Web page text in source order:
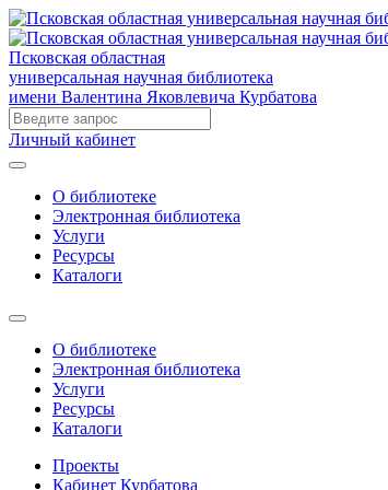
Псковская областная
универсальная научная библиотека
имени Валентина Яковлевича Курбатова
Личный кабинет
О библиотеке
Электронная библиотека
Услуги
Ресурсы
Каталоги
О библиотеке
Электронная библиотека
Услуги
Ресурсы
Каталоги
Проекты
Кабинет Курбатова